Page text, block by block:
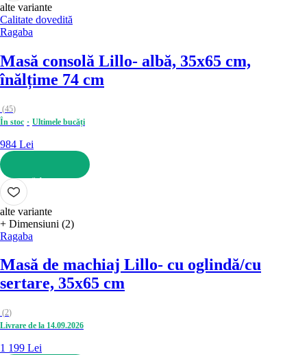
alte variante
Calitate dovedită
Ragaba
Masă consolă Lillo- albă, 35x65 cm,
înălțime 74 cm
(45)
În stoc
Ultimele bucăți
984 Lei
ADAUGĂ ÎN COȘ
alte variante
+ Dimensiuni (2)
Ragaba
Masă de machiaj Lillo- cu oglindă/cu
sertare, 35x65 cm
(2)
Livrare de la 14.09.2026
1 199 Lei